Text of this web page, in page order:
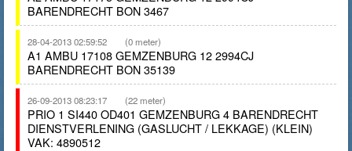
BARENDRECHT BON 3467
28-04-2013 02:59:52 (0 meter)
A1 AMBU 17108 GEMZENBURG 12 2994CJ
BARENDRECHT BON 35139
26-09-2013 08:23:17 (22 meter)
PRIO 1 SI440 OD401 GEMZENBURG 4 BARENDRECHT
DIENSTVERLENING (GASLUCHT / LEKKAGE) (KLEIN)
VAK: 4890512